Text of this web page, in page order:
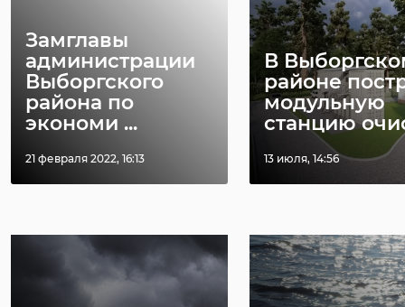
Замглавы
администрации
Выборгского
района по
экономи ...
21 февраля 2022, 16:13
В
районе
модульную
станцию
13 июля, 14:56